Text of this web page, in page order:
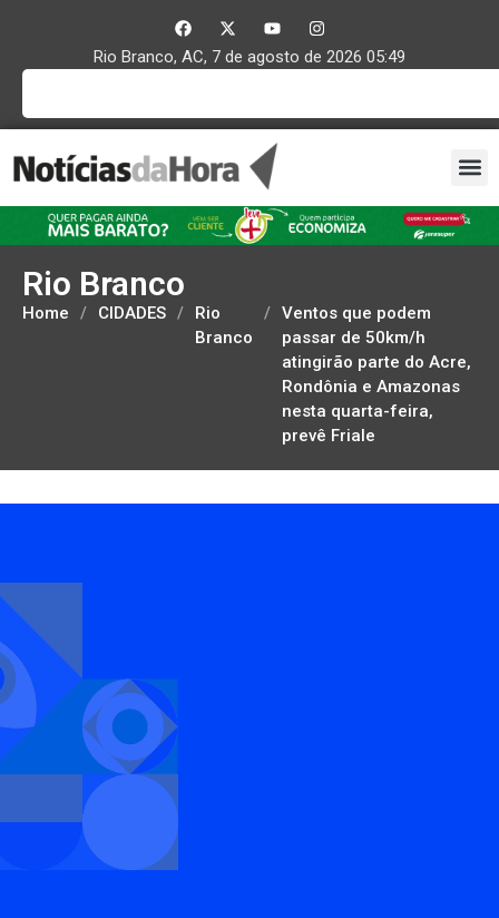
Rio Branco, AC, 7 de agosto de 2026 05:49
Rio Branco
Home / CIDADES /
Rio
Branco
/ Ventos que podem
passar de 50km/h
atingirão parte do Acre,
Rondônia e Amazonas
nesta quarta-feira,
prevê Friale